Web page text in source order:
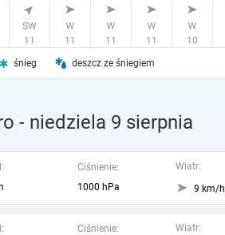
śnieg deszcz ze śniegiem
- niedziela 9 sierpnia
Ciśnienie:
1000 hPa
Wiatr:
9 km/h
Ciśnienie:
Wiatr: